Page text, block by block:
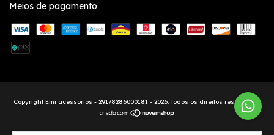
Meios de pagamento
Copyright Emi acessorios - 29178286000181 - 2026. Todos os direitos reservados.